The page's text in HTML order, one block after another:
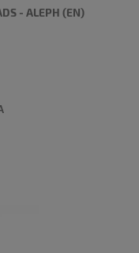
- ALEPH (EN)